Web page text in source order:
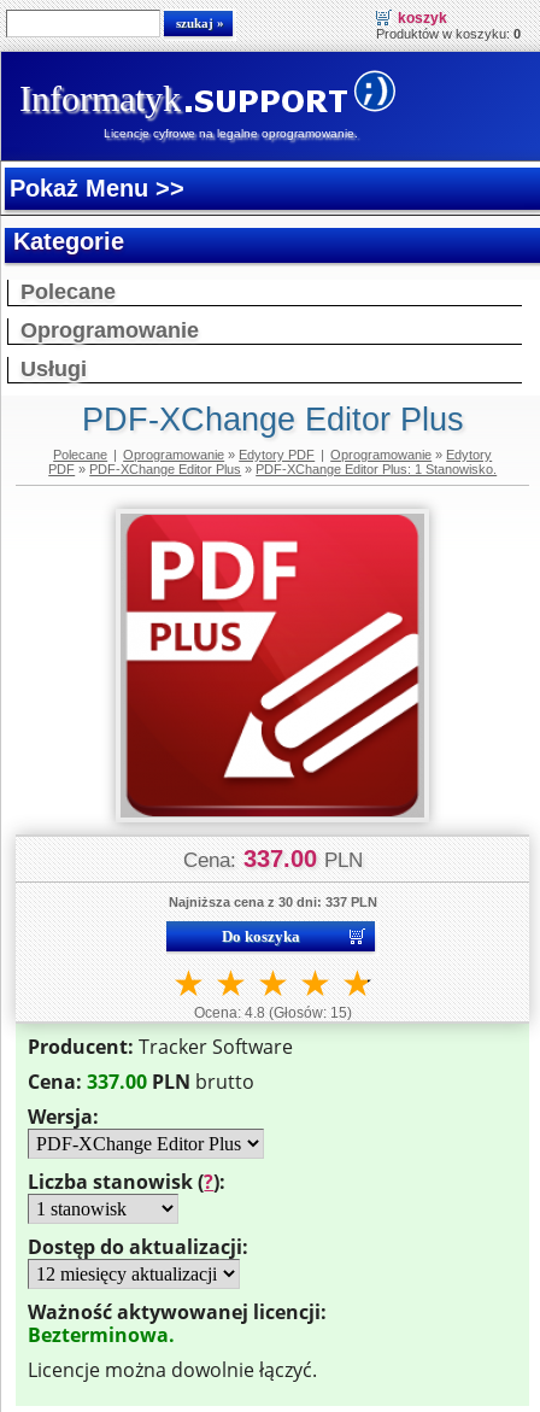
koszyk
Produktów w koszyku:0
Informatyk
Licencje cyfrowe na legalne oprogramowanie.
Pokaż Menu >>
Kategorie
Polecane
Oprogramowanie
Usługi
PDF-XChange Editor Plus
Polecane | Oprogramowanie » Edytory PDF | Oprogramowanie » Edytory
PDF » PDF-XChange Editor Plus » PDF-XChange Editor Plus: 1 Stanowisko.
Cena: 337.00 PLN
Najniższa cena z 30 dni: 337 PLN
★ ★ ★ ★ ★
Ocena:4.8 (Głosów:15)
Producent: Tracker Software
Cena: 337.00 PLN brutto
Wersja:
Liczba stanowisk (?):
Dostęp do aktualizacji:
Ważność aktywowanej licencji:
Bezterminowa.
Licencje można dowolnie łączyć.